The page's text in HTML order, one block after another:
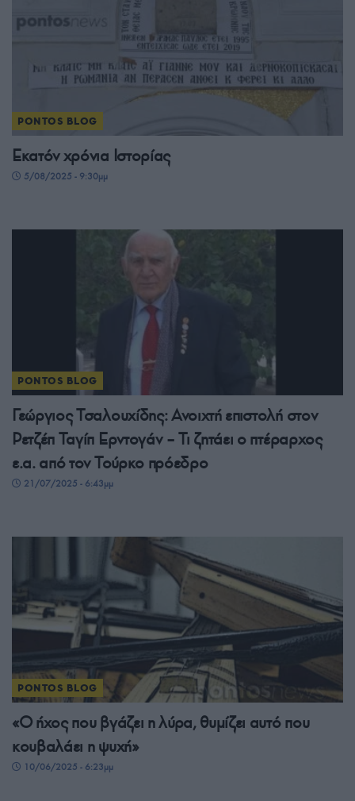
PONTOS BLOG
Εκατόν χρόνια Ιστορίας
5/08/2025 - 9:30μμ
PONTOS BLOG
Γεώργιος Τσαλουχίδης: Ανοιχτή επιστολή στον
Ρετζέπ Ταγίπ Ερντογάν – Τι ζητάει ο πτέραρχος
ε.α. από τον Τούρκο πρόεδρο
21/07/2025 - 6:43μμ
PONTOS BLOG
«Ο ήχος που βγάζει η λύρα, θυμίζει αυτό που
κουβαλάει η ψυχή»
10/06/2025 - 6:23μμ